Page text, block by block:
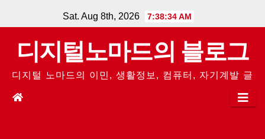
to
content
Sat. Aug 8th, 2026 7:38:35 AM
디지털노마드의 블로그
디지털 노마드의 이민, 생활정보, 컴퓨터, 자기계발 글